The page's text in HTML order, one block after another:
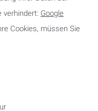
verhindert: Google
Cookies, müssen Sie